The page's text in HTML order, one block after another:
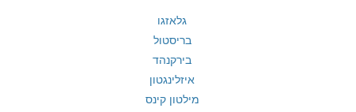
גלאזגו
בריסטול
בירקנהד
איזלינגטון
מילטון קינס